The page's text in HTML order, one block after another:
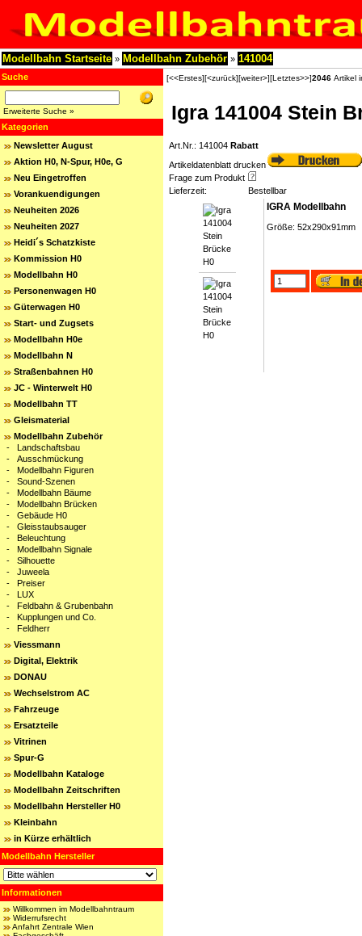
Modellbahn Startseite » Modellbahn Zubehör » 141004
Suche
Erweiterte Suche »
Kategorien
Newsletter August
Aktion H0, N-Spur, H0e, G
Neu Eingetroffen
Vorankuendigungen
Neuheiten 2026
Neuheiten 2027
Heidi´s Schatzkiste
Kommission H0
Modellbahn H0
Personenwagen H0
Güterwagen H0
Start- und Zugsets
Modellbahn H0e
Modellbahn N
Straßenbahnen H0
JC - Winterwelt H0
Modellbahn TT
Gleismaterial
Modellbahn Zubehör
- Landschaftsbau
- Ausschmückung
- Modellbahn Figuren
- Sound-Szenen
- Modellbahn Bäume
- Modellbahn Brücken
- Gebäude H0
- Gleisstaubsauger
- Beleuchtung
- Modellbahn Signale
- Silhouette
- Juweela
- Preiser
- LUX
- Feldbahn & Grubenbahn
- Kupplungen und Co.
- Feldherr
Viessmann
Digital, Elektrik
DONAU
Wechselstrom AC
Fahrzeuge
Ersatzteile
Vitrinen
Spur-G
Modellbahn Kataloge
Modellbahn Zeitschriften
Modellbahn Hersteller H0
Kleinbahn
in Kürze erhältlich
Modellbahn Hersteller
Informationen
Willkommen im Modellbahntraum
Widerrufsrecht
Anfahrt Zentrale Wien
[<<Erstes][<zurück][weiter>][Letztes>>]2046 Artikel
Igra 141004 Stein
Art.Nr.: 141004 Rabatt
Artikeldatenblatt drucken
Frage zum Produkt
Lieferzeit:
Bestellbar
IGRA Modellbahn
Größe: 52x290x91mm